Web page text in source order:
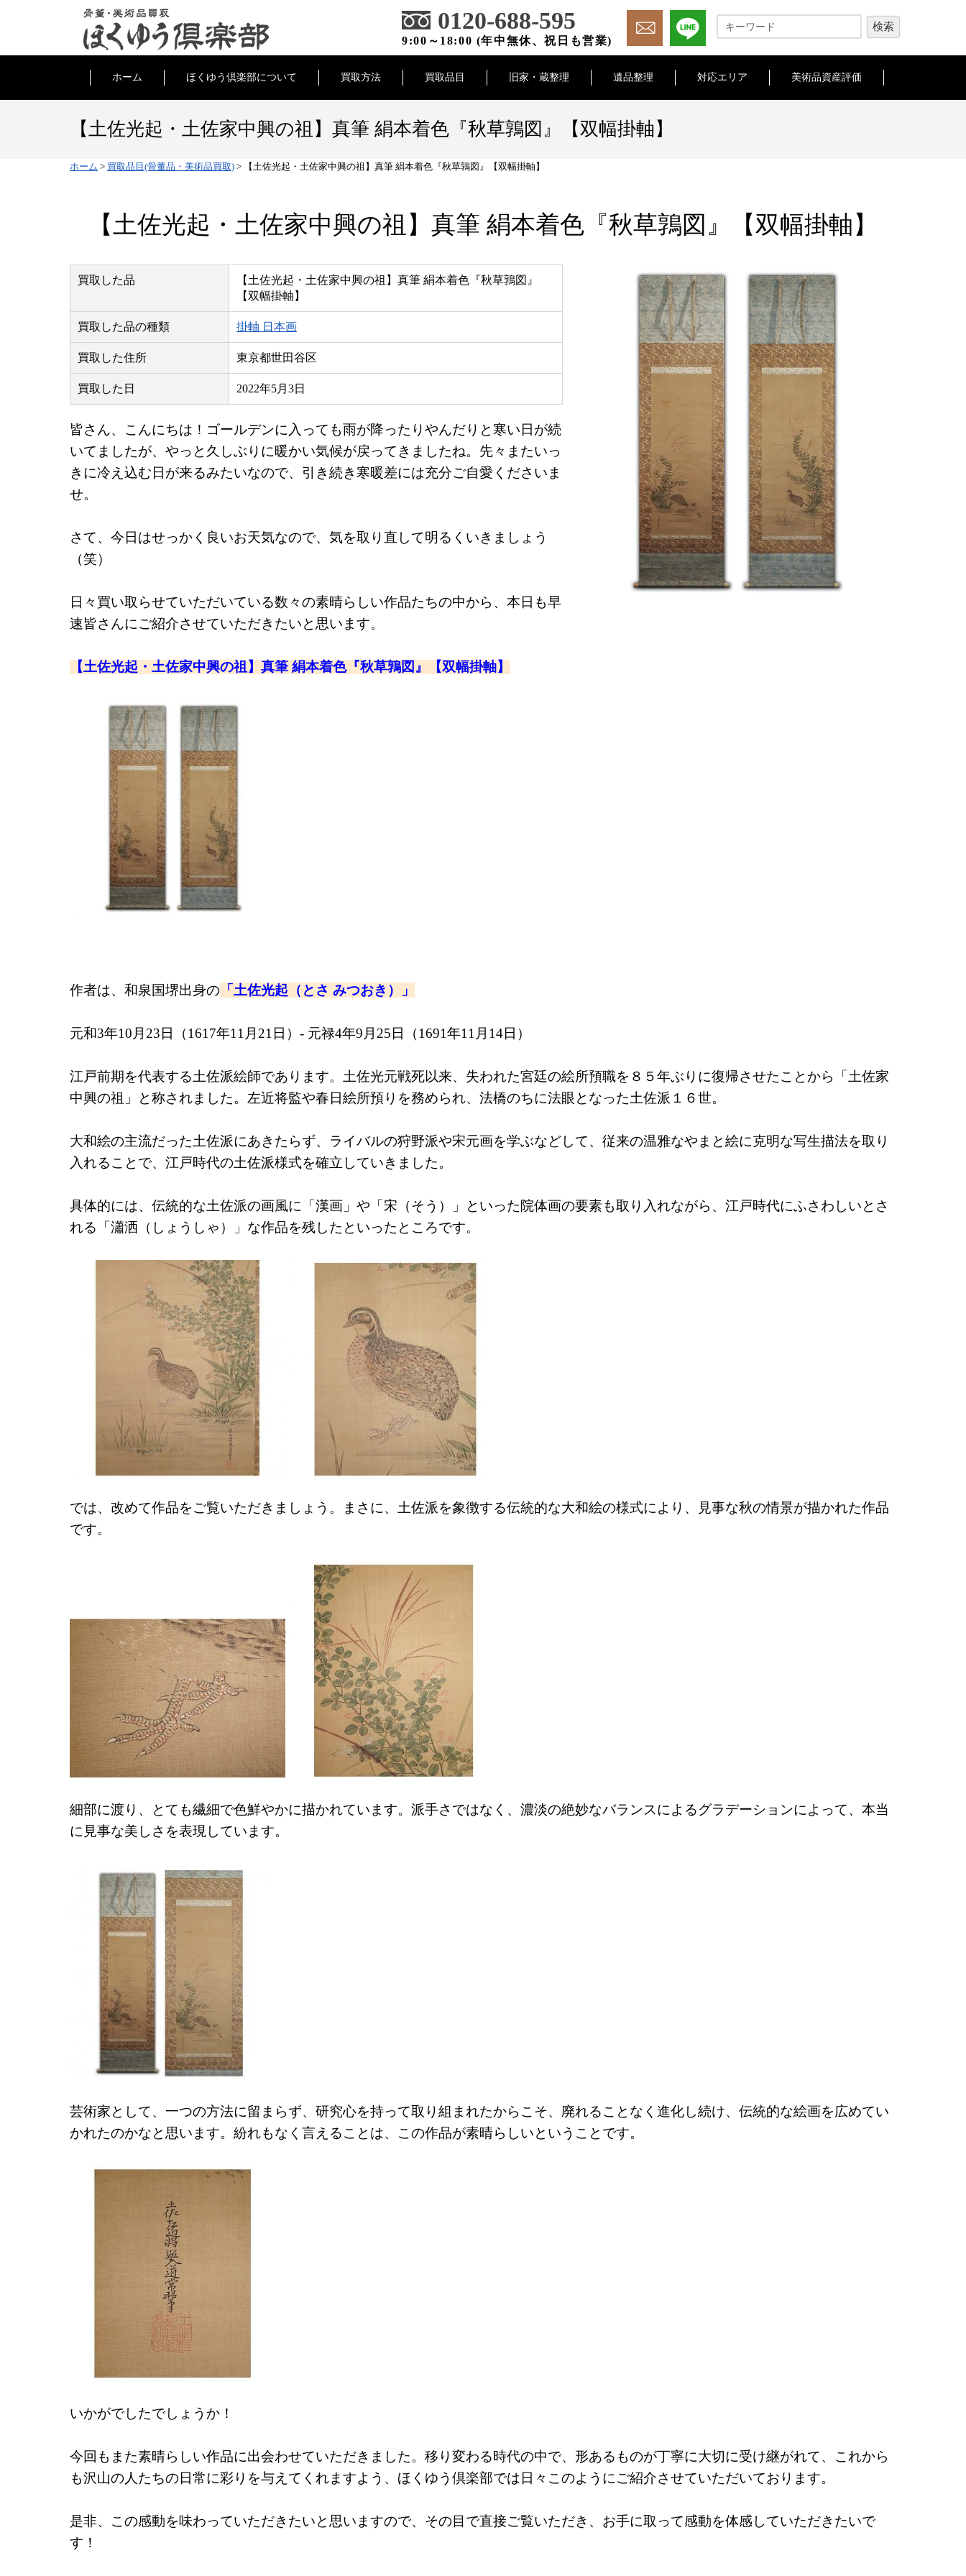
0120-688-595
9:00～18:00 (年中無休、祝日も営業)
ホーム ほくゆう倶楽部について 買取方法 買取品目 旧家・蔵整理 遺品整理 対応エリア 美術品資産評価
【土佐光起・土佐家中興の祖】真筆 絹本着色『秋草鶉図』【双幅掛軸】
ホーム > 買取品目(骨董品・美術品買取) > 【土佐光起・土佐家中興の祖】真筆 絹本着色『秋草鶉図』【双幅掛軸】
【土佐光起・土佐家中興の祖】真筆 絹本着色『秋草鶉図』【双幅掛軸】
買取した品
【土佐光起・土佐家中興の祖】真筆 絹本着色『秋草鶉図』
【双幅掛軸】
買取した品の種類 掛軸 日本画
買取した住所 東京都世田谷区
買取した日 2022年5月3日
皆さん、こんにちは！ゴールデンに入っても雨が降ったりやんだりと寒い日が続
いてましたが、やっと久しぶりに暖かい気候が戻ってきましたね。先々またいっ
きに冷え込む日が来るみたいなので、引き続き寒暖差には充分ご自愛くださいま
せ。
さて、今日はせっかく良いお天気なので、気を取り直して明るくいきましょう
（笑）
日々買い取らせていただいている数々の素晴らしい作品たちの中から、本日も早
速皆さんにご紹介させていただきたいと思います。
【土佐光起・土佐家中興の祖】真筆 絹本着色『秋草鶉図』【双幅掛軸】
作者は、和泉国堺出身の 「土佐光起（とさ みつおき）」
元和3年10月23日（1617年11月21日）- 元禄4年9月25日（1691年11月14日）
江戸前期を代表する土佐派絵師であります。土佐光元戦死以来、失われた宮廷の絵所預職を８５年ぶりに復帰させたことから「土佐家
中興の祖」と称されました。左近将監や春日絵所預りを務められ、法橋のちに法眼となった土佐派１６世。
大和絵の主流だった土佐派にあきたらず、ライバルの狩野派や宋元画を学ぶなどして、従来の温雅なやまと絵に克明な写生描法を取り
入れることで、江戸時代の土佐派様式を確立していきました。
具体的には、伝統的な土佐派の画風に「漢画」や「宋（そう）」といった院体画の要素も取り入れながら、江戸時代にふさわしいとさ
れる「瀟洒（しょうしゃ）」な作品を残したといったところです。
では、改めて作品をご覧いただきましょう。まさに、土佐派を象徴する伝統的な大和絵の様式により、見事な秋の情景が描かれた作品
です。
細部に渡り、とても繊細で色鮮やかに描かれています。派手さではなく、濃淡の絶妙なバランスによるグラデーションによって、本当
に見事な美しさを表現しています。
芸術家として、一つの方法に留まらず、研究心を持って取り組まれたからこそ、廃れることなく進化し続け、伝統的な絵画を広めてい
かれたのかなと思います。紛れもなく言えることは、この作品が素晴らしいということです。
いかがでしたでしょうか！
今回もまた素晴らしい作品に出会わせていただきました。移り変わる時代の中で、形あるものが丁寧に大切に受け継がれて、これから
も沢山の人たちの日常に彩りを与えてくれますよう、ほくゆう倶楽部では日々このようにご紹介させていただいております。
是非、この感動を味わっていただきたいと思いますので、その目で直接ご覧いただき、お手に取って感動を体感していただきたいで
す！